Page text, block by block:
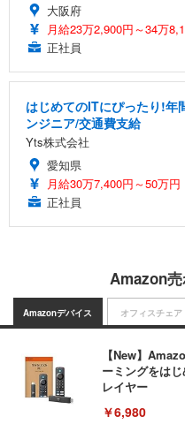
大阪府
月給23万2,900円～34万
正社員
はじめてのITにぴったり!年
ンジニア/交通費支給
Yts株式会社
愛知県
月給30万7,400円～50万円
正社員
Amazon
Amazonデバイス
【New】
ーミングをは
レイヤー
￥6,980
オフィスチェア